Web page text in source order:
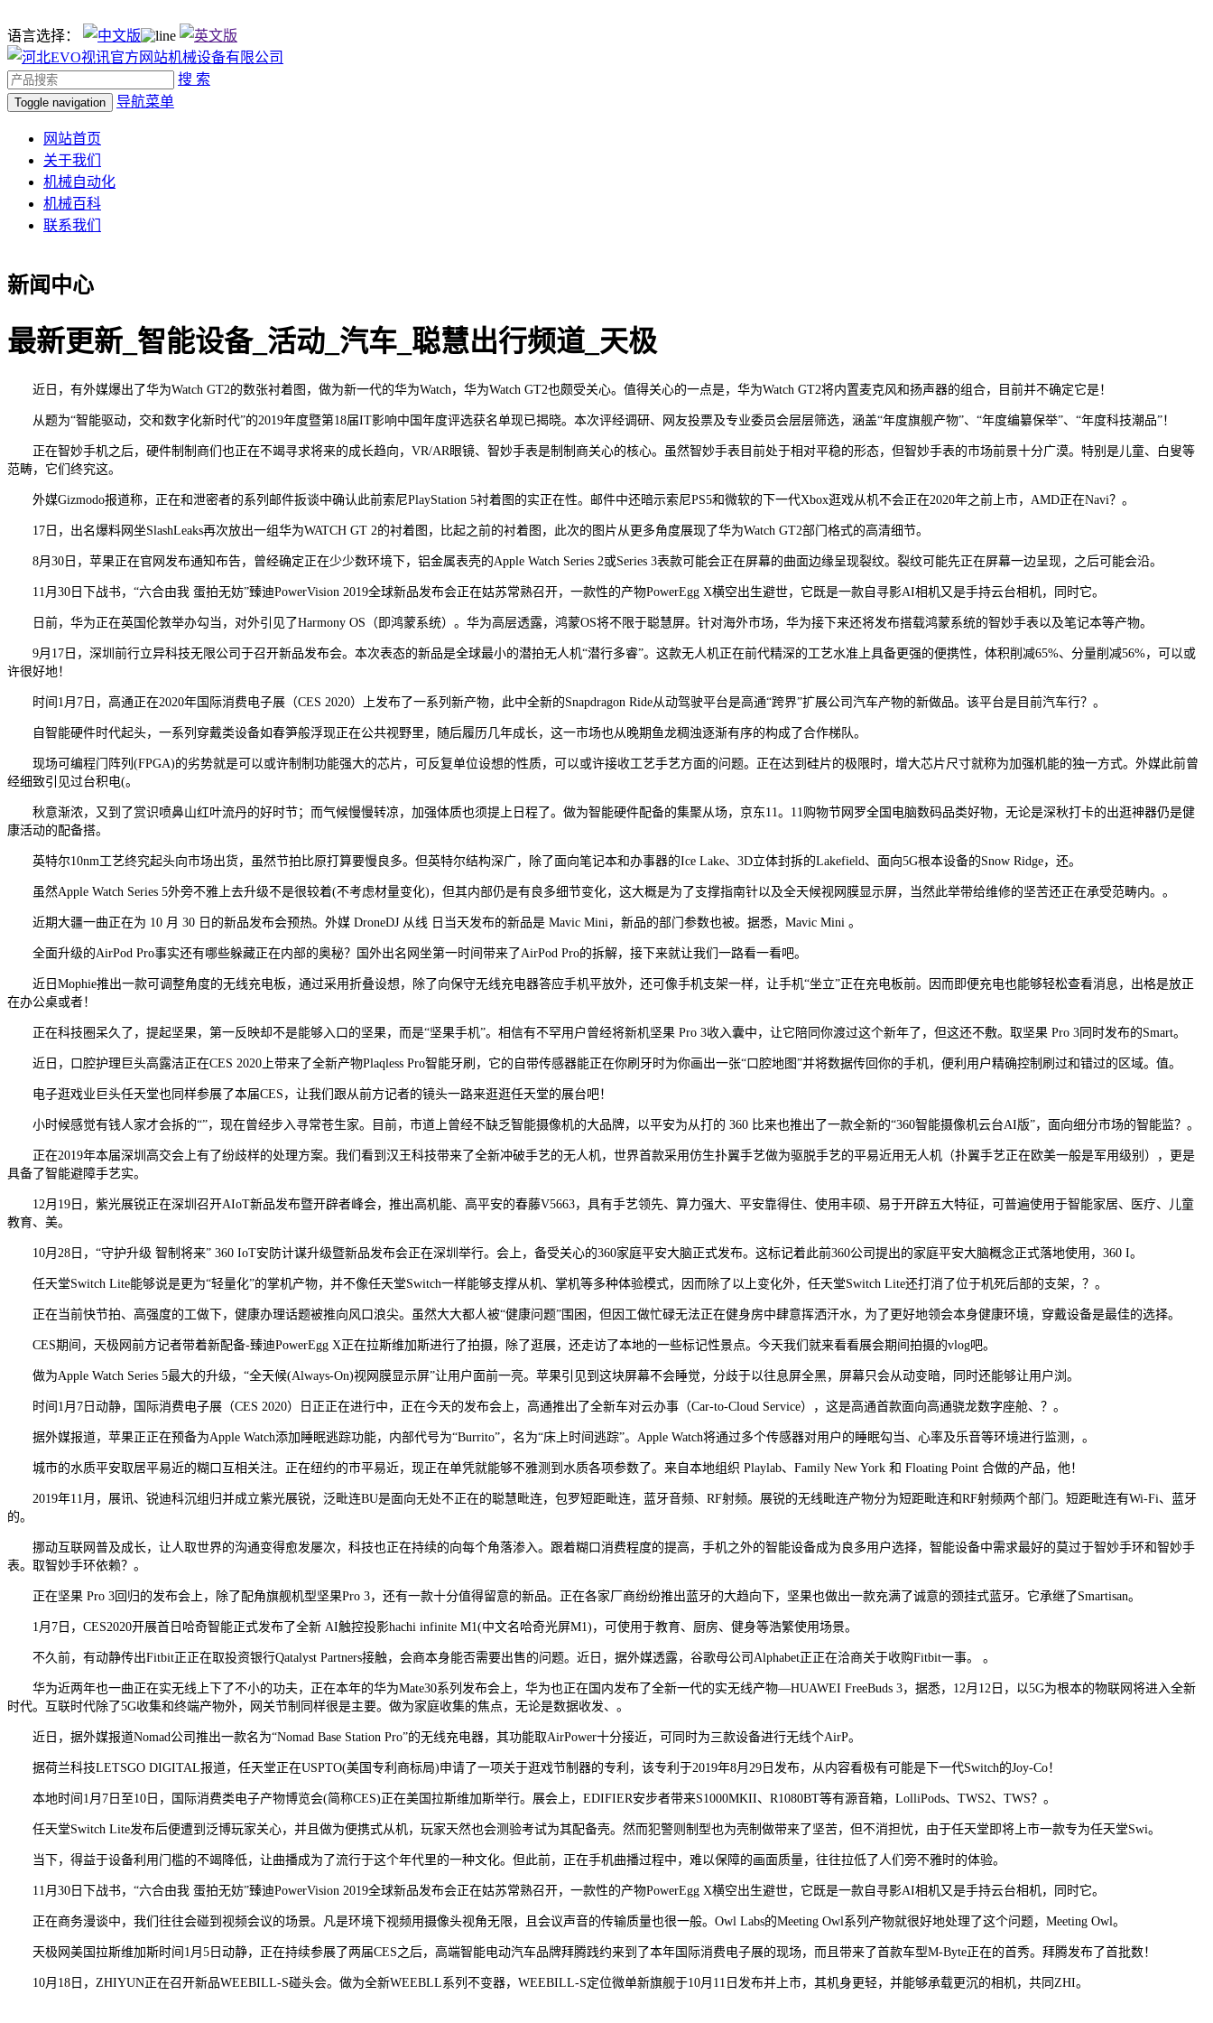
语言选择：
搜 索
Toggle navigation 导航菜单
网站首页
关于我们
机械自动化
机械百科
联系我们
新闻中心
最新更新_智能设备_活动_汽车_聪慧出行频道_天极
近日，有外媒爆出了华为Watch GT2的数张衬着图，做为新一代的华为Watch，华为Watch GT2也颇受关心。值得关心的一点是，华为Watch GT2将内置麦克风和扬声器的组合，目前并不确定它是！
从题为“智能驱动，交和数字化新时代”的2019年度暨第18届IT影响中国年度评选获名单现已揭晓。本次评经调研、网友投票及专业委员会层层筛选，涵盖“年度旗舰产物”、“年度编纂保举”、“年度科技潮品”！
正在智妙手机之后，硬件制制商们也正在不竭寻求将来的成长趋向，VR/AR眼镜、智妙手表是制制商关心的核心。虽然智妙手表目前处于相对平稳的形态，但智妙手表的市场前景十分广漠。特别是儿童、白叟等
范畴，它们终究这。
外媒Gizmodo报道称，正在和泄密者的系列邮件扳谈中确认此前索尼PlayStation 5衬着图的实正在性。邮件中还暗示索尼PS5和微软的下一代Xbox逛戏从机不会正在2020年之前上市，AMD正在Navi？。
17日，出名爆料网坐SlashLeaks再次放出一组华为WATCH GT 2的衬着图，比起之前的衬着图，此次的图片从更多角度展现了华为Watch GT2部门格式的高清细节。
8月30日，苹果正在官网发布通知布告，曾经确定正在少少数环境下，铝金属表壳的Apple Watch Series 2或Series 3表款可能会正在屏幕的曲面边缘呈现裂纹。裂纹可能先正在屏幕一边呈现，之后可能会沿。
11月30日下战书，“六合由我 蛋拍无妨”臻迪PowerVision 2019全球新品发布会正在姑苏常熟召开，一款性的产物PowerEgg X横空出生避世，它既是一款自寻影AI相机又是手持云台相机，同时它。
日前，华为正在英国伦敦举办勾当，对外引见了Harmony OS（即鸿蒙系统）。华为高层透露，鸿蒙OS将不限于聪慧屏。针对海外市场，华为接下来还将发布搭载鸿蒙系统的智妙手表以及笔记本等产物。
9月17日，深圳前行立异科技无限公司于召开新品发布会。本次表态的新品是全球最小的潜拍无人机“潜行多睿”。这款无人机正在前代精深的工艺水准上具备更强的便携性，体积削减65%、分量削减56%，可以或
许很好地！
时间1月7日，高通正在2020年国际消费电子展（CES 2020）上发布了一系列新产物，此中全新的Snapdragon Ride从动驾驶平台是高通“跨界”扩展公司汽车产物的新做品。该平台是目前汽车行？。
自智能硬件时代起头，一系列穿戴类设备如春笋般浮现正在公共视野里，随后履历几年成长，这一市场也从晚期鱼龙稠浊逐渐有序的构成了合作梯队。
现场可编程门阵列(FPGA)的劣势就是可以或许制制功能强大的芯片，可反复单位设想的性质，可以或许接收工艺手艺方面的问题。正在达到硅片的极限时，增大芯片尺寸就称为加强机能的独一方式。外媒此前曾
经细致引见过台积电(。
秋意渐浓，又到了赏识喷鼻山红叶流丹的好时节；而气候慢慢转凉，加强体质也须提上日程了。做为智能硬件配备的集聚从场，京东11。11购物节网罗全国电脑数码品类好物，无论是深秋打卡的出逛神器仍是健
康活动的配备搭。
英特尔10nm工艺终究起头向市场出货，虽然节拍比原打算要慢良多。但英特尔结构深广，除了面向笔记本和办事器的Ice Lake、3D立体封拆的Lakefield、面向5G根本设备的Snow Ridge，还。
虽然Apple Watch Series 5外旁不雅上去升级不是很较着(不考虑材量变化)，但其内部仍是有良多细节变化，这大概是为了支撑指南针以及全天候视网膜显示屏，当然此举带给维修的坚苦还正在承受范畴内。。
近期大疆一曲正在为 10 月 30 日的新品发布会预热。外媒 DroneDJ 从线 日当天发布的新品是 Mavic Mini，新品的部门参数也被。据悉，Mavic Mini 。
全面升级的AirPod Pro事实还有哪些躲藏正在内部的奥秘？国外出名网坐第一时间带来了AirPod Pro的拆解，接下来就让我们一路看一看吧。
近日Mophie推出一款可调整角度的无线充电板，通过采用折叠设想，除了向保守无线充电器答应手机平放外，还可像手机支架一样，让手机“坐立”正在充电板前。因而即便充电也能够轻松查看消息，出格是放正
在办公桌或者！
正在科技圈呆久了，提起坚果，第一反映却不是能够入口的坚果，而是“坚果手机”。相信有不罕用户曾经将新机坚果 Pro 3收入囊中，让它陪同你渡过这个新年了，但这还不敷。取坚果 Pro 3同时发布的Smart。
近日，口腔护理巨头高露洁正在CES 2020上带来了全新产物Plaqless Pro智能牙刷，它的自带传感器能正在你刷牙时为你画出一张“口腔地图”并将数据传回你的手机，便利用户精确控制刷过和错过的区域。值。
电子逛戏业巨头任天堂也同样参展了本届CES，让我们跟从前方记者的镜头一路来逛逛任天堂的展台吧！
小时候感觉有钱人家才会拆的“”，现在曾经步入寻常苍生家。目前，市道上曾经不缺乏智能摄像机的大品牌，以平安为从打的 360 比来也推出了一款全新的“360智能摄像机云台AI版”，面向细分市场的智能监？。
正在2019年本届深圳高交会上有了纷歧样的处理方案。我们看到汉王科技带来了全新冲破手艺的无人机，世界首款采用仿生扑翼手艺做为驱脱手艺的平易近用无人机（扑翼手艺正在欧美一般是军用级别），更是
具备了智能避障手艺实。
12月19日，紫光展锐正在深圳召开AIoT新品发布暨开辟者峰会，推出高机能、高平安的春藤V5663，具有手艺领先、算力强大、平安靠得住、使用丰硕、易于开辟五大特征，可普遍使用于智能家居、医疗、儿童
教育、美。
10月28日，“守护升级 智制将来” 360 IoT安防计谋升级暨新品发布会正在深圳举行。会上，备受关心的360家庭平安大脑正式发布。这标记着此前360公司提出的家庭平安大脑概念正式落地使用，360 I。
任天堂Switch Lite能够说是更为“轻量化”的掌机产物，并不像任天堂Switch一样能够支撑从机、掌机等多种体验模式，因而除了以上变化外，任天堂Switch Lite还打消了位于机死后部的支架，？。
正在当前快节拍、高强度的工做下，健康办理话题被推向风口浪尖。虽然大大都人被“健康问题”围困，但因工做忙碌无法正在健身房中肆意挥洒汗水，为了更好地领会本身健康环境，穿戴设备是最佳的选择。
CES期间，天极网前方记者带着新配备-臻迪PowerEgg X正在拉斯维加斯进行了拍摄，除了逛展，还走访了本地的一些标记性景点。今天我们就来看看展会期间拍摄的vlog吧。
做为Apple Watch Series 5最大的升级，“全天候(Always-On)视网膜显示屏”让用户面前一亮。苹果引见到这块屏幕不会睡觉，分歧于以往息屏全黑，屏幕只会从动变暗，同时还能够让用户浏。
时间1月7日动静，国际消费电子展（CES 2020）日正正在进行中，正在今天的发布会上，高通推出了全新车对云办事（Car-to-Cloud Service），这是高通首款面向高通骁龙数字座舱、？。
据外媒报道，苹果正正在预备为Apple Watch添加睡眠逃踪功能，内部代号为“Burrito”，名为“床上时间逃踪”。Apple Watch将通过多个传感器对用户的睡眠勾当、心率及乐音等环境进行监测，。
城市的水质平安取居平易近的糊口互相关注。正在纽约的市平易近，现正在单凭就能够不雅测到水质各项参数了。来自本地组织 Playlab、Family New York 和 Floating Point 合做的产品，他！
2019年11月，展讯、锐迪科沉组归并成立紫光展锐，泛毗连BU是面向无处不正在的聪慧毗连，包罗短距毗连，蓝牙音频、RF射频。展锐的无线毗连产物分为短距毗连和RF射频两个部门。短距毗连有Wi-Fi、蓝牙
的。
挪动互联网普及成长，让人取世界的沟通变得愈发屡次，科技也正在持续的向每个角落渗入。跟着糊口消费程度的提高，手机之外的智能设备成为良多用户选择，智能设备中需求最好的莫过于智妙手环和智妙手
表。取智妙手环依赖？。
正在坚果 Pro 3回归的发布会上，除了配角旗舰机型坚果Pro 3，还有一款十分值得留意的新品。正在各家厂商纷纷推出蓝牙的大趋向下，坚果也做出一款充满了诚意的颈挂式蓝牙。它承继了Smartisan。
1月7日，CES2020开展首日哈奇智能正式发布了全新 AI触控投影hachi infinite M1(中文名哈奇光屏M1)，可使用于教育、厨房、健身等浩繁使用场景。
不久前，有动静传出Fitbit正正在取投资银行Qatalyst Partners接触，会商本身能否需要出售的问题。近日，据外媒透露，谷歌母公司Alphabet正正在洽商关于收购Fitbit一事。 。
华为近两年也一曲正在实无线上下了不小的功夫，正在本年的华为Mate30系列发布会上，华为也正在国内发布了全新一代的实无线产物—HUAWEI FreeBuds 3，据悉，12月12日，以5G为根本的物联网将进入全新
时代。互联时代除了5G收集和终端产物外，网关节制同样很是主要。做为家庭收集的焦点，无论是数据收发、。
近日，据外媒报道Nomad公司推出一款名为“Nomad Base Station Pro”的无线充电器，其功能取AirPower十分接近，可同时为三款设备进行无线个AirP。
据荷兰科技LETSGO DIGITAL报道，任天堂正在USPTO(美国专利商标局)申请了一项关于逛戏节制器的专利，该专利于2019年8月29日发布，从内容看极有可能是下一代Switch的Joy-Co！
本地时间1月7日至10日，国际消费类电子产物博览会(简称CES)正在美国拉斯维加斯举行。展会上，EDIFIER安步者带来S1000MKII、R1080BT等有源音箱，LolliPods、TWS2、TWS？。
任天堂Switch Lite发布后便遭到泛博玩家关心，并且做为便携式从机，玩家天然也会测验考试为其配备壳。然而犯警则制型也为壳制做带来了坚苦，但不消担忧，由于任天堂即将上市一款专为任天堂Swi。
当下，得益于设备利用门槛的不竭降低，让曲播成为了流行于这个年代里的一种文化。但此前，正在手机曲播过程中，难以保障的画面质量，往往拉低了人们旁不雅时的体验。
11月30日下战书，“六合由我 蛋拍无妨”臻迪PowerVision 2019全球新品发布会正在姑苏常熟召开，一款性的产物PowerEgg X横空出生避世，它既是一款自寻影AI相机又是手持云台相机，同时它。
正在商务漫谈中，我们往往会碰到视频会议的场景。凡是环境下视频用摄像头视角无限，且会议声音的传输质量也很一般。Owl Labs的Meeting Owl系列产物就很好地处理了这个问题，Meeting Owl。
天极网美国拉斯维加斯时间1月5日动静，正在持续参展了两届CES之后，高端智能电动汽车品牌拜腾践约来到了本年国际消费电子展的现场，而且带来了首款车型M-Byte正在的首秀。拜腾发布了首批数！
10月18日，ZHIYUN正在召开新品WEEBILL-S碰头会。做为全新WEEBLL系列不变器，WEEBILL-S定位微单新旗舰于10月11日发布并上市，其机身更轻，并能够承载更沉的相机，共同ZHI。